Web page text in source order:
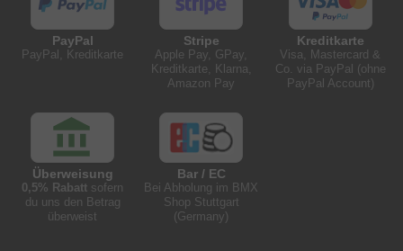
PayPal
PayPal, Kreditkarte
Stripe
Apple Pay, GPay,
Kreditkarte, Klarna,
Amazon Pay
Kreditkarte
Visa, Mastercard &
Co. via PayPal (ohne
PayPal Account)
Überweisung
0,5% Rabatt sofern
du uns den Betrag
überweist
Bar / EC
Bei Abholung im BMX
Shop Stuttgart
(Germany)